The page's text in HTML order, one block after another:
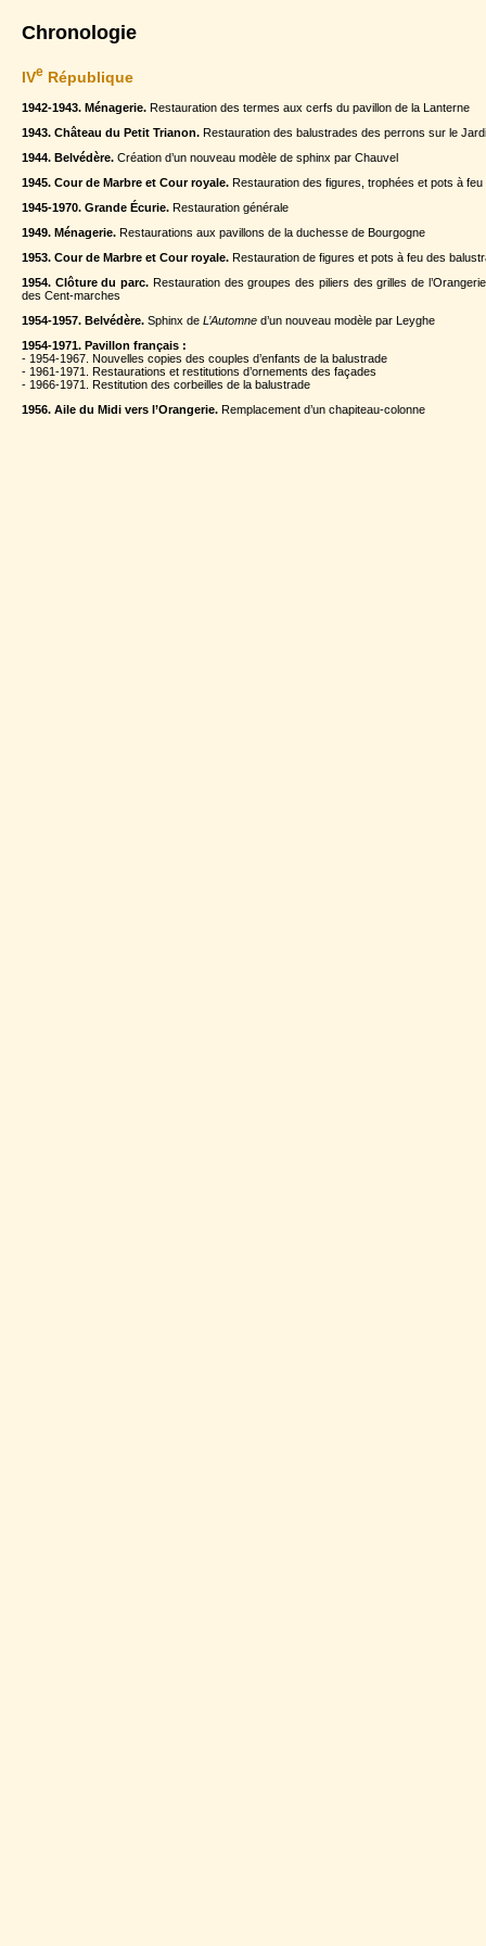
Chronologie
IVe République
1942-1943. Ménagerie. Restauration des termes aux cerfs du pavillon de la Lanterne
1943. Château du Petit Trianon. Restauration des balustrades des perrons sur le
1944. Belvédère. Création d’un nouveau modèle de sphinx par Chauvel
1945. Cour de Marbre et Cour royale. Restauration des figures, trophées et pots à
1945-1970. Grande Écurie. Restauration générale
1949. Ménagerie. Restaurations aux pavillons de la duchesse de Bourgogne
1953. Cour de Marbre et Cour royale. Restauration de figures et pots à feu des
1954. Clôture du parc. Restauration des groupes des piliers des grilles de
des Cent-marches
1954-1957. Belvédère. Sphinx de L’Automne d’un nouveau modèle par Leyghe
1954-1971. Pavillon français :
- 1954-1967. Nouvelles copies des couples d’enfants de la balustrade
- 1961-1971. Restaurations et restitutions d’ornements des façades
- 1966-1971. Restitution des corbeilles de la balustrade
1956. Aile du Midi vers l’Orangerie. Remplacement d’un chapiteau-colonne